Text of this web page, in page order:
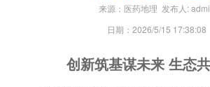
来源：医药地理 发布人:
日期：2026/5/15 17:38:08
创新筑基谋未来 生态